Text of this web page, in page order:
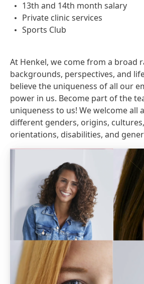
13th and 14th month salary
Private clinic services
Sports Club
At Henkel, we come from a broad
backgrounds, perspectives, and
believe the uniqueness of all our
power in us. Become part of the
uniqueness to us! We welcome all
different genders, origins,
orientations, disabilities, and